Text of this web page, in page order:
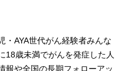
・AYA世代がん経験者みんな
18歳未満でがんを発症した人
報や全国の長期フォローアッ